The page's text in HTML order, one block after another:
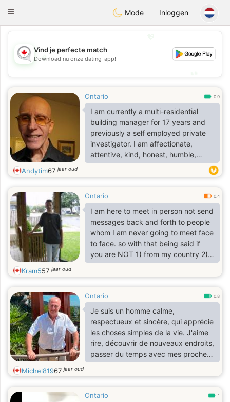
CANADIANchat
Toggle
Mode Inloggen
💖
💕
Vind je perfecte match
Download nu onze dating-app!
Ontario 0.9
I am currently a multi-residential
building manager for 17 years and
previously a self employed private
investigator. I am affectionate,
attentive, kind, honest, humble,
modest, clean, disciplined,
somewhat a homebody, non smoker,
aggressive. I enjoy movies,
documentaries, reading, podcasts,
weekend road trips, sightseeing,
zoos, museums, historical sites,
sometimes camping & kayaking.
Andytim67jaar oud
Ontario 0.4
I am here to meet in person not send
messages back and forth to people
whom I am never going to meet face
to face. so with that being said if
you are NOT 1) from my country 2)
and are not even in same province
as me DO NOT MESSAGE ME as you
thank you for understanding
Kram557jaar oud
Ontario 0.8
Je suis un homme calme,
respectueux et sincère, qui apprécie
les choses simples de la vie. J'aime
rire, découvrir de nouveaux endroits,
passer du temps avec mes proches
et profiter des bons moments, qu'il
s'agisse d'une sortie, d'une balade
que la confiance, le respect et la
Michel81967jaar oud
Ontario 1